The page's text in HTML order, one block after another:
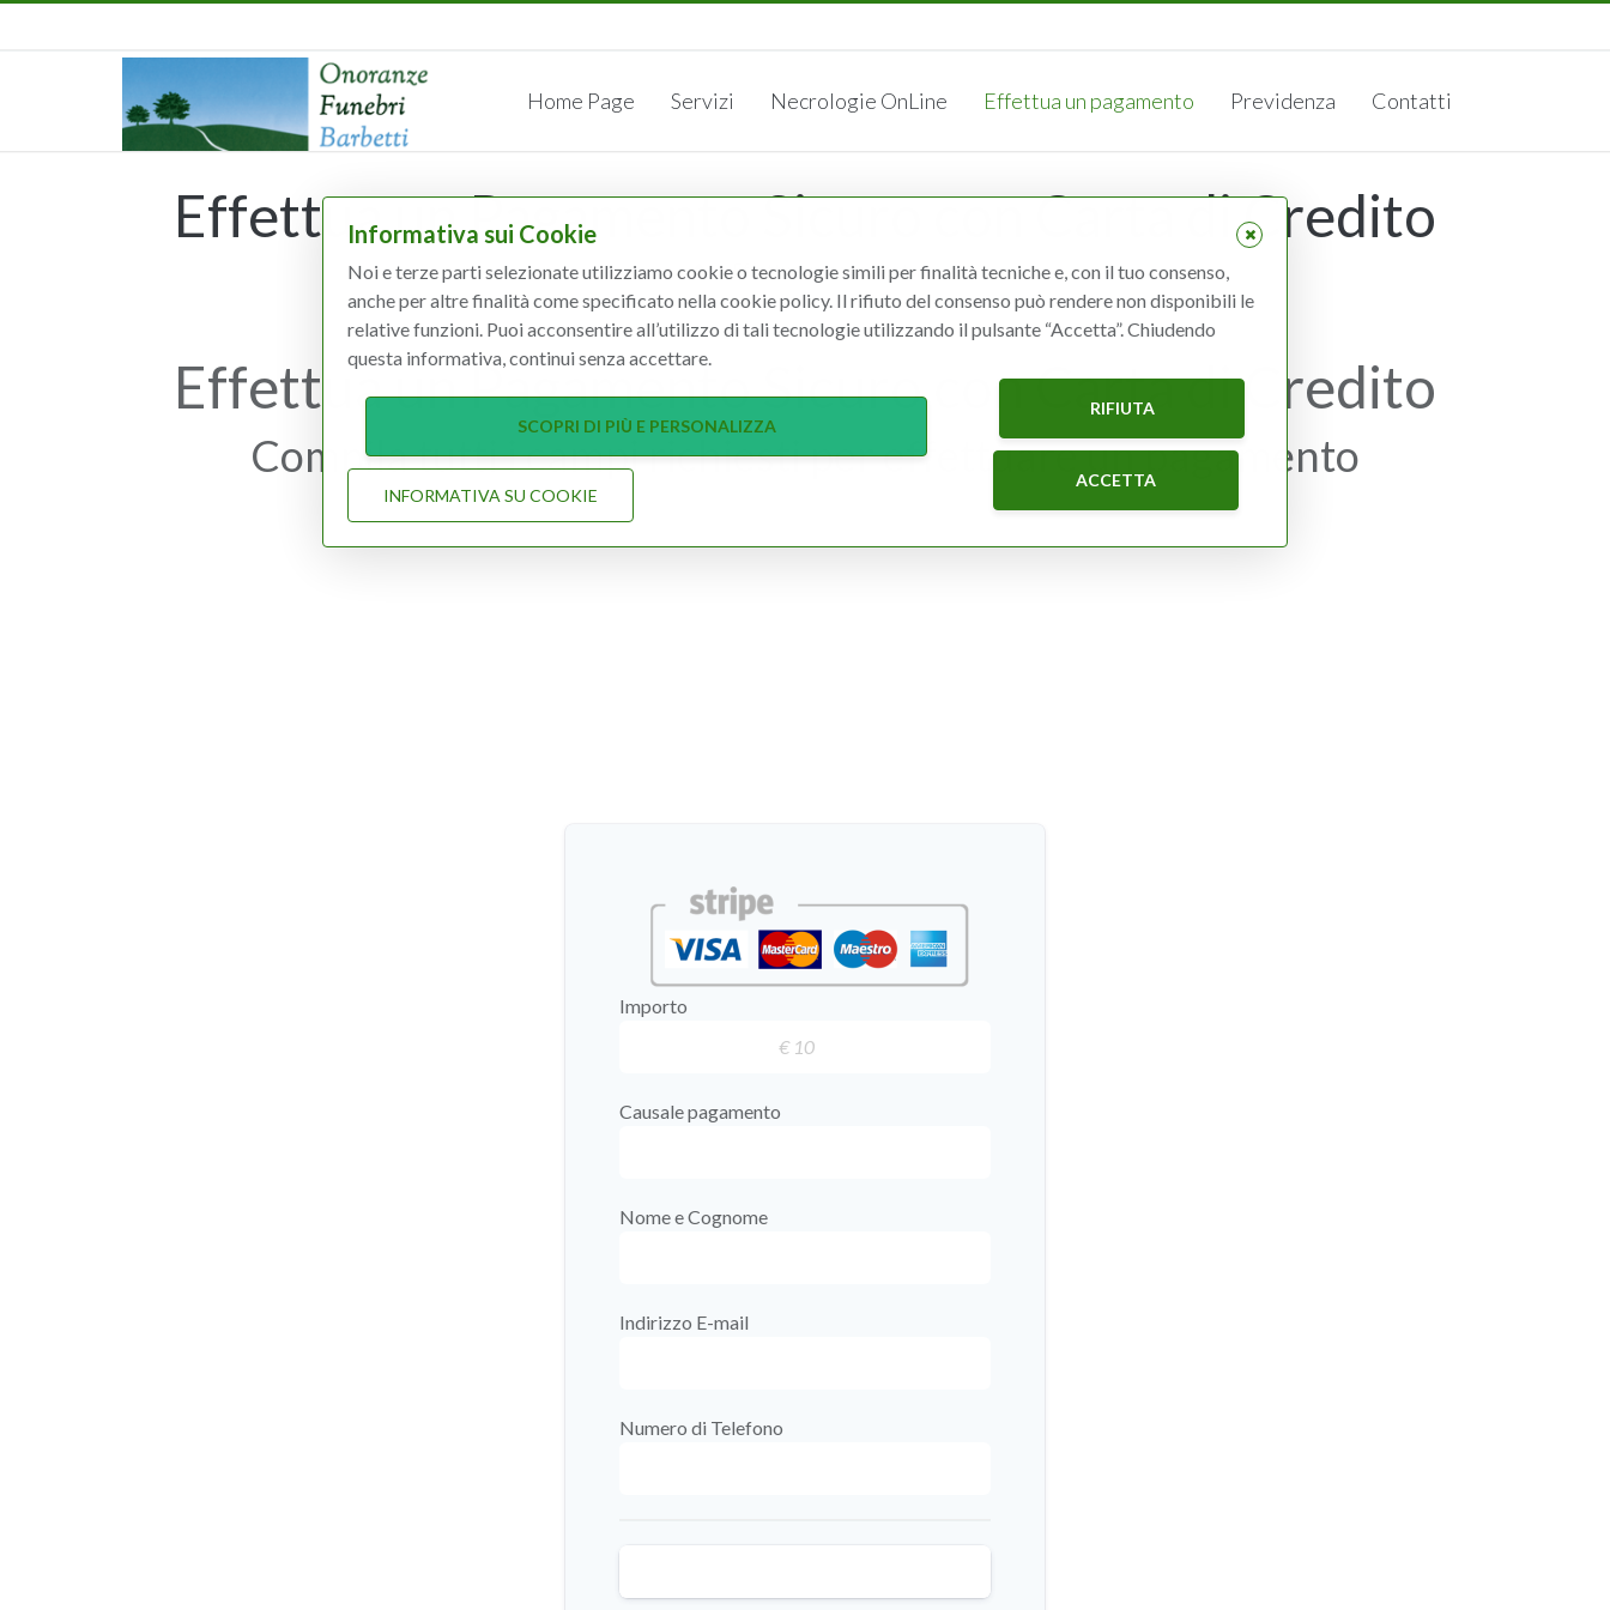
Home Page Servizi Necrologie OnLine Effettua un pagamento Previdenza Contatti
Effettua un Pagamento Sicuro con Carta di Credito
Effettua un pagament...
Effettua un Pagamento Sicuro con Carta di Credito
Compila tutti i campi richiesti per effettuare un pagamento
Importo
Causale pagamento
Nome e Cognome
Indirizzo E-mail
Numero di Telefono
Informativa sui Cookie
Noi e terze parti selezionate utilizziamo cookie o tecnologie simili per finalità tecniche e, con il tuo consenso,
anche per altre finalità come specificato nella cookie policy. Il rifiuto del consenso può rendere non disponibili le
relative funzioni. Puoi acconsentire all’utilizzo di tali tecnologie utilizzando il pulsante “Accetta”. Chiudendo
questa informativa, continui senza accettare.
SCOPRI DI PIÙ E PERSONALIZZA
INFORMATIVA SU COOKIE
RIFIUTA
ACCETTA